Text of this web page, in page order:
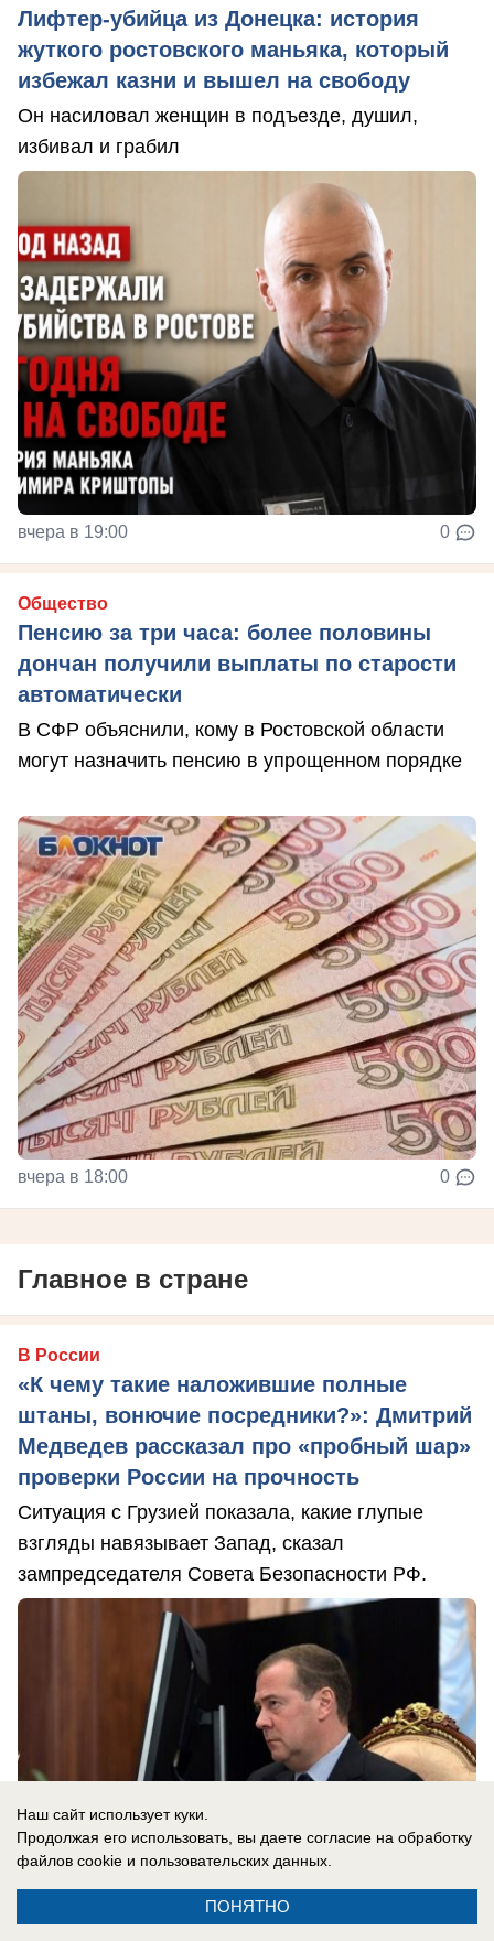
Лифтер-убийца из Донецка: история
жуткого ростовского маньяка, который
избежал казни и вышел на свободу
Он насиловал женщин в подъезде, душил,
избивал и грабил
вчера в 19:00 0
Общество
Пенсию за три часа: более половины
дончан получили выплаты по старости
автоматически
В СФР объяснили, кому в Ростовской области
могут назначить пенсию в упрощенном порядке
вчера в 18:00 0
Главное в стране
В России
«К чему такие наложившие полные
штаны, вонючие посредники?»: Дмитрий
Медведев рассказал про «пробный шар»
проверки России на прочность
Ситуация с Грузией показала, какие глупые
взгляды навязывает Запад, сказал
зампредседателя Совета Безопасности РФ.
Наш сайт использует куки.
Продолжая его использовать, вы даете согласие на обработку
файлов cookie и пользовательских данных.
ПОНЯТНО